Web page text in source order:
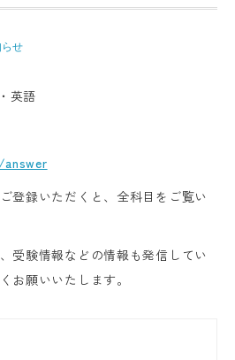
らせ
英語
登録いただくと、全科目をご覧い
受験情報などの情報も発信してい
お願いいたします。